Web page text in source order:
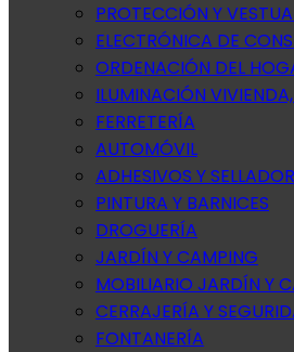
PROTECCIÓN Y
ELECTRÓNICA DE
ORDENACIÓN DEL
ILUMINACIÓN
FERRETERÍA
AUTOMÓVIL
ADHESIVOS Y
PINTURA Y BARNICES
DROGUERÍA
JARDÍN Y CAMPING
MOBILIARIO JARDÍN Y
CERRAJERÍA Y
FONTANERÍA